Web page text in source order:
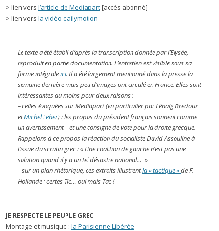
> lien vers l’article de Mediapart[accès abonné]
> lien vers la vidéo dailymotion
Le texte a été établi d’après la transcription donnée par l’Elysée,
reproduit en partie documentation. L’entretien est visible sous sa
forme intégraleici. Il a été largement mentionné dans la presse la
semaine dernière mais peu d’images ont circulé en France. Elles sont
intéressantes au moins pour deux raisons :
– celles évoquées sur Mediapart (en particulier par Lénaig Bredoux
etMichel Feher) : les propos du président français sonnent comme
un avertissement – et une consigne de vote pour la droite grecque.
Rappelons à ce propos la réaction du socialiste David Assouline à
l’issue du scrutin grec : « Une coalition de gauche n’est pas une
solution quand il y a un tel désastre national… »
– sur un plan rhétorique, ces extraits illustrentla « tactique »de F.
Hollande : certes Tic… oui mais Tac !
JE RESPECTE LE PEUPLE GREC
Montage et musique : la Parisienne Libérée